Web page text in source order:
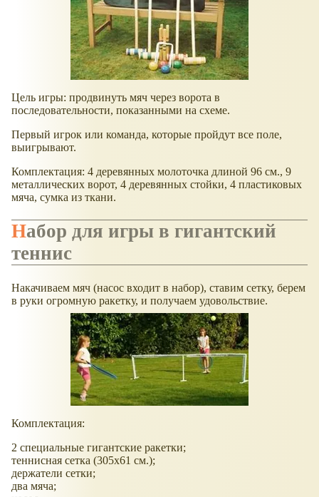
Цель игры: продвинуть мяч через ворота в
последовательности, показанными на схеме.
Первый игрок или команда, которые пройдут все поле,
выигрывают.
Комплектация: 4 деревянных молоточка длиной 96 см., 9
металлических ворот, 4 деревянных стойки, 4 пластиковых
мяча, сумка из ткани.
Набор для игры в гигантский
теннис
Накачиваем мяч (насос входит в набор), ставим сетку, берем
в руки огромную ракетку, и получаем удовольствие.
Комплектация:
2 специальные гигантские ракетки;
теннисная сетка (305х61 см.);
держатели сетки;
два мяча;